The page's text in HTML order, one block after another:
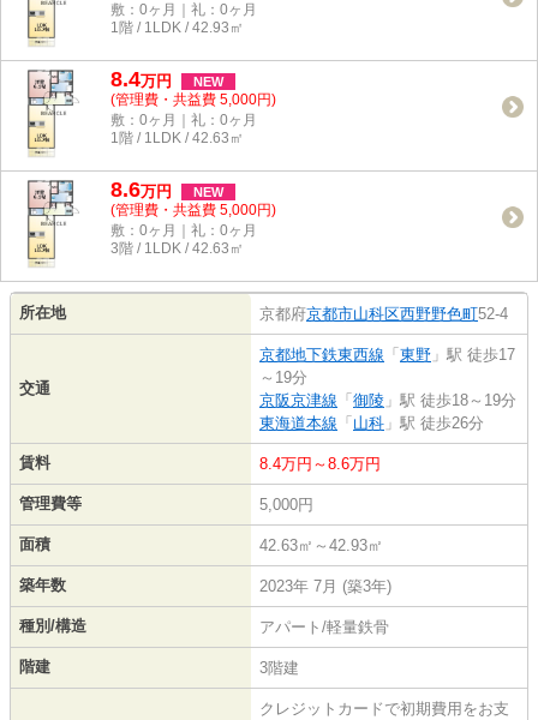
敷：0ヶ月｜礼：0ヶ月
1階 / 1LDK / 42.93㎡
8.4万円 NEW
(管理費・共益費 5,000円)
敷：0ヶ月｜礼：0ヶ月
1階 / 1LDK / 42.63㎡
8.6万円 NEW
(管理費・共益費 5,000円)
敷：0ヶ月｜礼：0ヶ月
3階 / 1LDK / 42.63㎡
所在地 京都府京都市山科区西野野色町52-4
交通
京都地下鉄東西線 「 東野 」駅 徒歩17
～19分
京阪京津線 「 御陵 」駅 徒歩18～19分
東海道本線 「 山科 」駅 徒歩26分
賃料 8.4万円～8.6万円
管理費等 5,000円
面積 42.63㎡～42.93㎡
築年数 2023年 7月 (築3年)
種別/構造 アパート/軽量鉄骨
階建 3階建
クレジットカードで初期費用をお支